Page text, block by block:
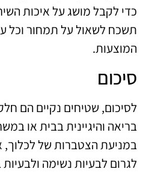
כדי לקבל מושג על איכות
תשכח לשאול על תמחור וכל
המוצעות.
סיכום
לסיכום, שטיחים נקיים הם
בריאה והיגיינית בבית או
במניעת הצטברות של לכלוך,
לגרום לבעיות נשימה